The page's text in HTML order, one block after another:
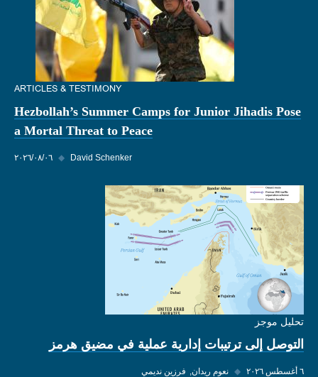
ARTICLES & TESTIMONY
Hezbollah’s Summer Camps for Junior Jihadis Pose
a Mortal Threat to Peace
٠٦‏/٠٨‏/٢٠٢٦ ◆ David Schenker
تحليل موجز
التوصل إلى ترتيبات إدارية عملية في مضيق هرمز
٦ أغسطس ٢٠٢٦ ◆ نعوم ريدان فرزين نديمي